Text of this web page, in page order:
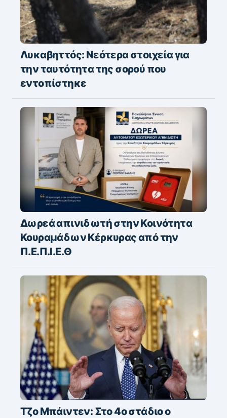
Λυκαβηττός: Νεότερα στοιχεία για
την ταυτότητα της σορού που
εντοπίστηκε
Δωρεά απινιδωτή στην Κοινότητα
Κουραμάδων Κέρκυρας από την
Π.Ε.Π.Ι.Ε.Θ
Τζο Μπάιντεν: Στο 4ο στάδιο ο